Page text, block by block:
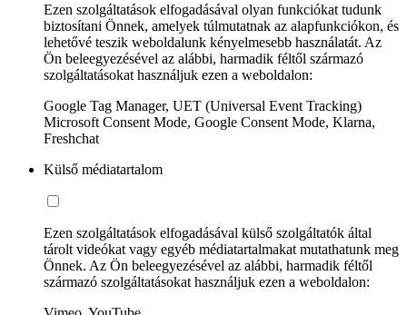
Ezen szolgáltatások elfogadásával olyan funkciókat tudunk
biztosítani Önnek, amelyek túlmutatnak az alapfunkciókon, és
lehetővé teszik weboldalunk kényelmesebb használatát. Az
Ön beleegyezésével az alábbi, harmadik féltől származó
szolgáltatásokat használjuk ezen a weboldalon:
Google Tag Manager, UET (Universal Event Tracking)
Microsoft Consent Mode, Google Consent Mode, Klarna,
Freshchat
Külső médiatartalom
Ezen szolgáltatások elfogadásával külső szolgáltatók által
tárolt videókat vagy egyéb médiatartalmakat mutathatunk meg
Önnek. Az Ön beleegyezésével az alábbi, harmadik féltől
származó szolgáltatásokat használjuk ezen a weboldalon: